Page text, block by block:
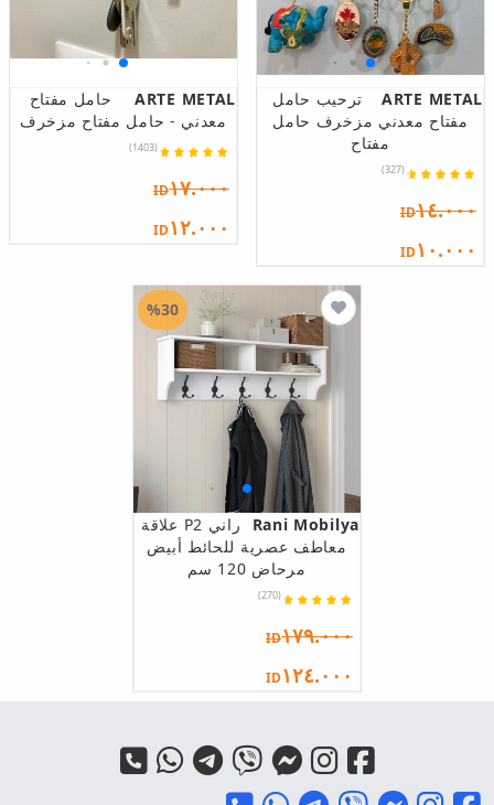
ARTE METAL
ترحيب حامل
مفتاح معدني مزخرف حامل
مفتاح
(327)
ID١٤.٠٠٠
ID١٠.٠٠٠
ARTE METAL
حامل مفتاح
معدني - حامل مفتاح مزخرف
(1403)
ID١٧.٠٠٠
ID١٢.٠٠٠
Rani Mobilya
راني P2 علاقة
معاطف عصرية للحائط أبيض
مرحاض 120 سم
(270)
ID١٧٩.٠٠٠
ID١٢٤.٠٠٠
%30